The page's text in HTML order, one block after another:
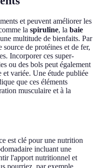
et peuvent améliorer les
la spiruline, la baie
multitude de bienfaits. Par
de protéines et de fer,
Incorporer ces super-
ou des bols peut également
et variée. Une étude publiée
que ces éléments
musculaire et à la
est clé pour une nutrition
incluant une
l'apport nutritionnel et
pourriez, par exemple,